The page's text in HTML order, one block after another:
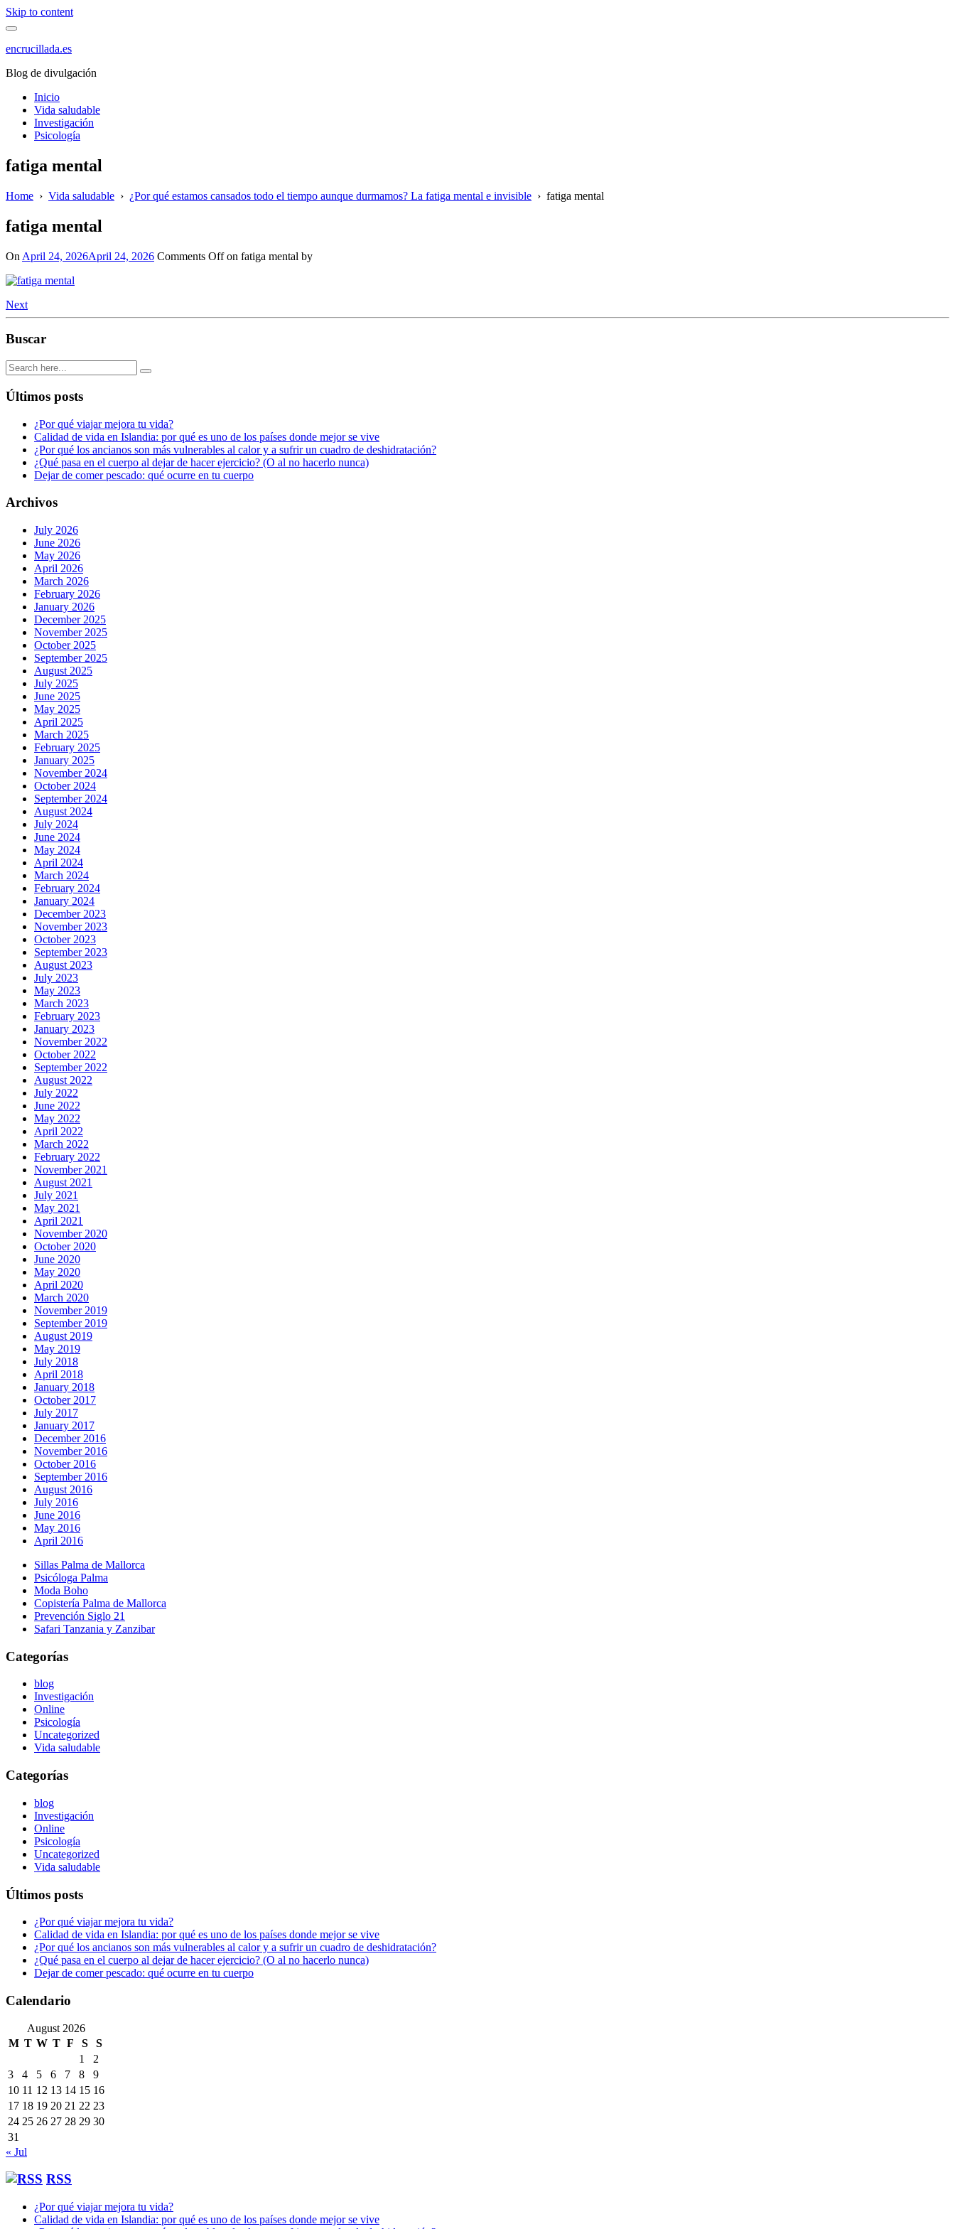
Skip to content
encrucillada.es
Blog de divulgación
Inicio
Vida saludable
Investigación
Psicología
fatiga mental
Home › Vida saludable › ¿Por qué estamos cansados todo el tiempo aunque durmamos? La fatiga mental e invisible › fatiga mental
fatiga mental
On April 24, 2026April 24, 2026 Comments Offon fatiga mental by
Next
Buscar
Últimos posts
¿Por qué viajar mejora tu vida?
Calidad de vida en Islandia: por qué es uno de los países donde mejor se vive
¿Por qué los ancianos son más vulnerables al calor y a sufrir un cuadro de deshidratación?
¿Qué pasa en el cuerpo al dejar de hacer ejercicio? (O al no hacerlo nunca)
Dejar de comer pescado: qué ocurre en tu cuerpo
Archivos
July 2026
June 2026
May 2026
April 2026
March 2026
February 2026
January 2026
December 2025
November 2025
October 2025
September 2025
August 2025
July 2025
June 2025
May 2025
April 2025
March 2025
February 2025
January 2025
November 2024
October 2024
September 2024
August 2024
July 2024
June 2024
May 2024
April 2024
March 2024
February 2024
January 2024
December 2023
November 2023
October 2023
September 2023
August 2023
July 2023
May 2023
March 2023
February 2023
January 2023
November 2022
October 2022
September 2022
August 2022
July 2022
June 2022
May 2022
April 2022
March 2022
February 2022
November 2021
August 2021
July 2021
May 2021
April 2021
November 2020
October 2020
June 2020
May 2020
April 2020
March 2020
November 2019
September 2019
August 2019
May 2019
July 2018
April 2018
January 2018
October 2017
July 2017
January 2017
December 2016
November 2016
October 2016
September 2016
August 2016
July 2016
June 2016
May 2016
April 2016
Sillas Palma de Mallorca
Psicóloga Palma
Moda Boho
Copistería Palma de Mallorca
Prevención Siglo 21
Safari Tanzania y Zanzibar
Categorías
blog
Investigación
Online
Psicología
Uncategorized
Vida saludable
Categorías
blog
Investigación
Online
Psicología
Uncategorized
Vida saludable
Últimos posts
¿Por qué viajar mejora tu vida?
Calidad de vida en Islandia: por qué es uno de los países donde mejor se vive
¿Por qué los ancianos son más vulnerables al calor y a sufrir un cuadro de deshidratación?
¿Qué pasa en el cuerpo al dejar de hacer ejercicio? (O al no hacerlo nunca)
Dejar de comer pescado: qué ocurre en tu cuerpo
Calendario
August 2026
M T W T F S
S
1
2
3
4 5 6 7 8
9
10 11 12 13 14 15 16
17 18 19 20 21 22 23
24 25 26 27 28 29 30
31
« Jul
RSS
¿Por qué viajar mejora tu vida?
Calidad de vida en Islandia: por qué es uno de los países donde mejor se vive